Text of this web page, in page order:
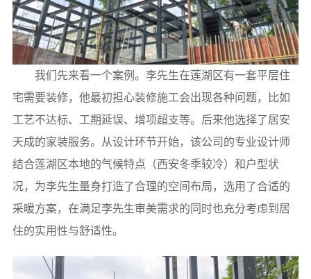
我们先来看一个案例。李先生在莲湖区有一套平层住
宅需要装修，他最初担心装修施工会出现各种问题，比如
工艺不达标、工期延误、增项超支等。后来他选择了居安
天成的家装服务。从设计环节开始，该公司的专业设计师
结合莲湖区本地的气候特点（西安冬季较冷）和户型状
况，为李先生量身打造了合理的空间布局，选用了合适的
采暖方案，在满足李先生审美需求的同时也充分考虑到居
住的实用性与舒适性。